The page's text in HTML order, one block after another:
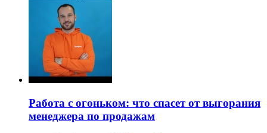
Работа с огоньком: что спасет от выгорания
менеджера по продажам